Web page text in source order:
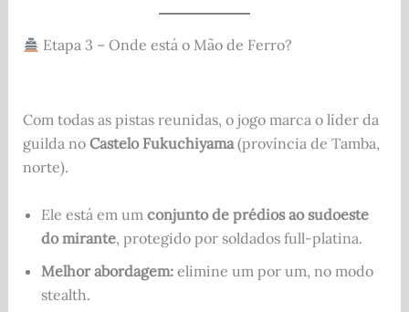
Etapa 3 – Onde está o Mão de Ferro?
Com todas as pistas reunidas, o jogo marca o líder da
guilda no Castelo Fukuchiyama(província de Tamba,
norte).
Ele está em um conjunto de prédios ao sudoeste
do mirante, protegido por soldados full-platina.
Melhor abordagem:elimine um por um, no modo
stealth.